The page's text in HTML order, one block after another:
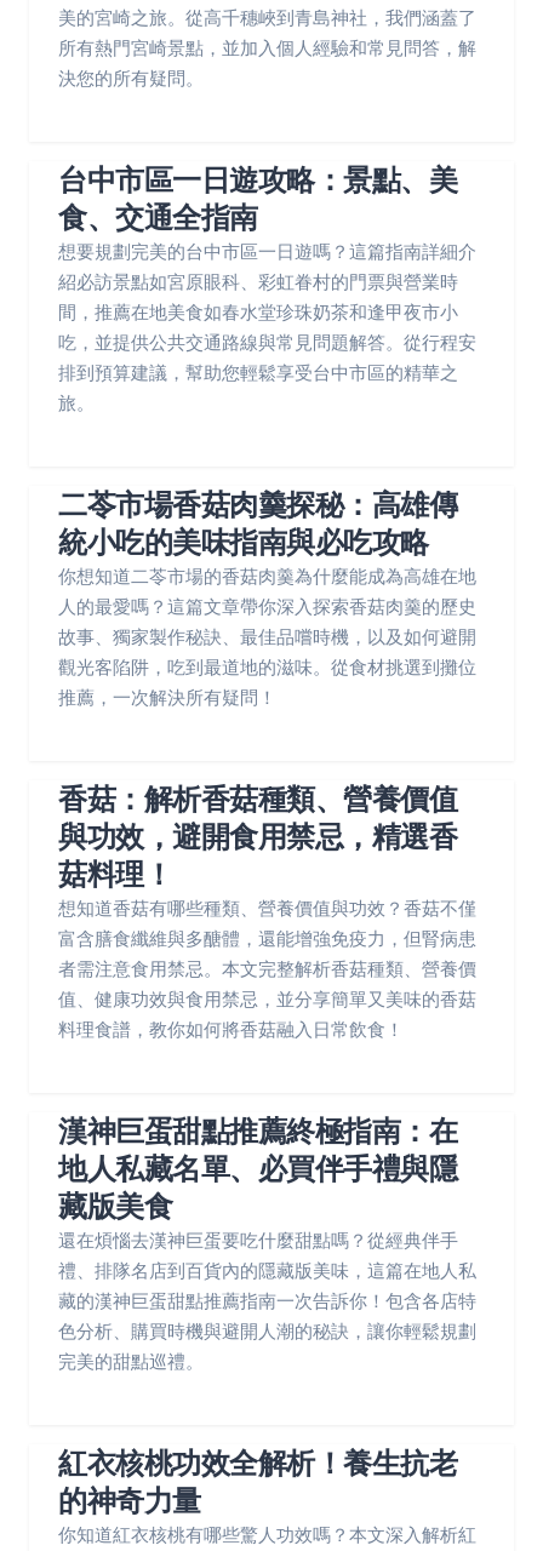
美的宮崎之旅。從高千穗峽到青島神社，我們涵蓋了
所有熱門宮崎景點，並加入個人經驗和常見問答，解
決您的所有疑問。
台中市區一日遊攻略：景點、美
食、交通全指南
想要規劃完美的台中市區一日遊嗎？這篇指南詳細介
紹必訪景點如宮原眼科、彩虹眷村的門票與營業時
間，推薦在地美食如春水堂珍珠奶茶和逢甲夜市小
吃，並提供公共交通路線與常見問題解答。從行程安
排到預算建議，幫助您輕鬆享受台中市區的精華之
旅。
二苓市場香菇肉羹探秘：高雄傳
統小吃的美味指南與必吃攻略
你想知道二苓市場的香菇肉羹為什麼能成為高雄在地
人的最愛嗎？這篇文章帶你深入探索香菇肉羹的歷史
故事、獨家製作秘訣、最佳品嚐時機，以及如何避開
觀光客陷阱，吃到最道地的滋味。從食材挑選到攤位
推薦，一次解決所有疑問！
香菇：解析香菇種類、營養價值
與功效，避開食用禁忌，精選香
菇料理！
想知道香菇有哪些種類、營養價值與功效？香菇不僅
富含膳食纖維與多醣體，還能增強免疫力，但腎病患
者需注意食用禁忌。本文完整解析香菇種類、營養價
值、健康功效與食用禁忌，並分享簡單又美味的香菇
料理食譜，教你如何將香菇融入日常飲食！
漢神巨蛋甜點推薦終極指南：在
地人私藏名單、必買伴手禮與隱
藏版美食
還在煩惱去漢神巨蛋要吃什麼甜點嗎？從經典伴手
禮、排隊名店到百貨內的隱藏版美味，這篇在地人私
藏的漢神巨蛋甜點推薦指南一次告訴你！包含各店特
色分析、購買時機與避開人潮的秘訣，讓你輕鬆規劃
完美的甜點巡禮。
紅衣核桃功效全解析！養生抗老
的神奇力量
你知道紅衣核桃有哪些驚人功效嗎？本文深入解析紅